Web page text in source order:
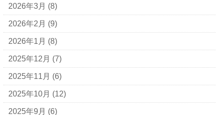
2026年3月 (8)
2026年2月 (9)
2026年1月 (8)
2025年12月 (7)
2025年11月 (6)
2025年10月 (12)
2025年9月 (6)